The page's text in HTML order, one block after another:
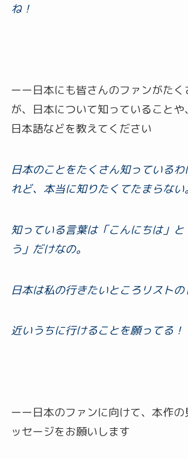
ね！
ーー日本にも皆さんのファンがたく
が、日本について知っていることや
日本語などを教えてください
日本のことをたくさん知っている
れど、本当に知りたくてたまらない。
知っている言葉は「こんにちは」
う」だけなの。
日本は私の行きたいところリストの
近いうちに行けることを願ってる！
ーー日本のファンに向けて、本作の
ッセージをお願いします